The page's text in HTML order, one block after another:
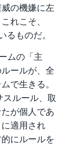
の機嫌に左
れこそ、
るものだ。
ムの「主
ールが、全
で生きる。
ルール、取
が個人であ
適用され
にルールを